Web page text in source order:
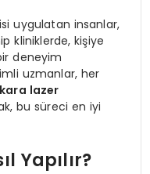
uygulatan insanlar,
kliniklerde, kişiye
deneyim
uzmanlar, her
lazer
bu süreci en iyi
Yapılır?